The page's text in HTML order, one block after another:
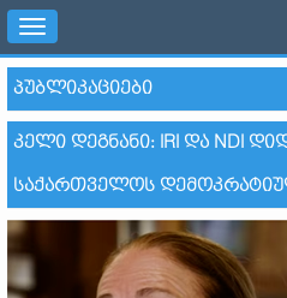
Toggle
navigation
ᲞᲣᲑᲚᲘᲙᲐᲪᲘᲔᲑᲘ
ᲙᲔᲚᲘ ᲓᲔᲒᲜᲐᲜᲘ: IRI ᲓᲐ NDI
ᲡᲐᲥᲐᲠᲗᲕᲔᲚᲝᲡ